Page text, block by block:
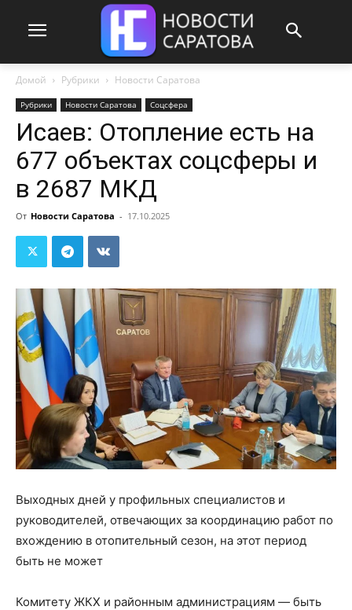
Домой Рубрики Новости Саратова
Рубрики Новости Саратова Соцсфера
Исаев: Отопление есть на
677 объектах соцсферы и
в 2687 МКД
От Новости Саратова - 17.10.2025
Выходных дней у профильных специалистов и
руководителей, отвечающих за координацию работ по
вхождению в отопительный сезон, на этот период
быть не может
Комитету ЖКХ и районным администрациям — быть